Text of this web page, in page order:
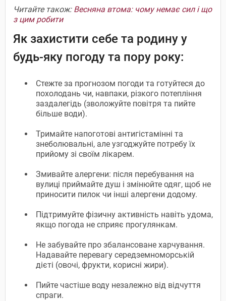
Читайте також: Весняна втома: чому немає сил і що
з цим робити
Як захистити себе та родину у
будь-яку погоду та пору року:
Стежте за прогнозом погоди та готуйтеся до
похолодань чи, навпаки, різкого потепління
заздалегідь (зволожуйте повітря та пийте
більше води).
Тримайте напоготові антигістамінні та
знеболювальні, але узгоджуйте потребу їх
прийому зі своїм лікарем.
Змивайте алергени: після перебування на
вулиці приймайте душ і змінюйте одяг, щоб не
приносити пилок чи інші алергени додому.
Підтримуйте фізичну активність навіть удома,
якщо погода не сприяє прогулянкам.
Не забувайте про збалансоване харчування.
Надавайте перевагу середземноморській
дієті (овочі, фрукти, корисні жири).
Пийте частіше воду незалежно від відчуття
спраги.